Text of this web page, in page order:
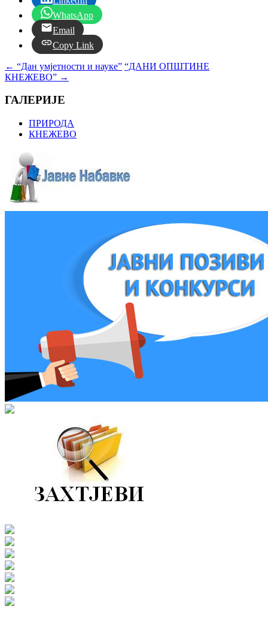
WhatsApp
Email
Copy Link
← “Дан умјетности и науке” “ДАНИ ОПШТИНЕ
КНЕЖЕВО” →
ГАЛЕРИЈЕ
ПРИРОДА
КНЕЖЕВО